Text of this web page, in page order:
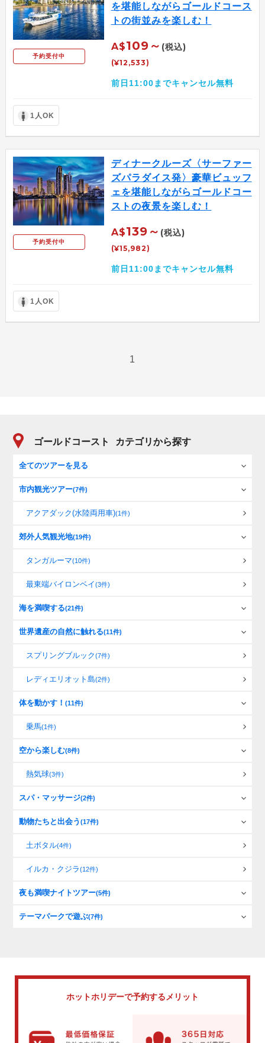
予約受付中
を堪能しながらゴールドコース
トの街並みを楽しむ！
A$109～ (税込)
(¥12,533)
前日11:00までキャンセル無料
1人OK
予約受付中
ディナークルーズ〈サーファー
ズパラダイス発〉豪華ビュッフ
ェを堪能しながらゴールドコー
ストの夜景を楽しむ！
A$139～ (税込)
(¥15,982)
前日11:00までキャンセル無料
1人OK
1
ゴールドコースト カテゴリから探す
全てのツアーを見る
市内観光ツアー(7件)
アクアダック(水陸両用車)(1件)
郊外人気観光地(19件)
タンガルーマ(10件)
最東端バイロンベイ(3件)
海を満喫する(21件)
世界遺産の自然に触れる(11件)
スプリングブルック(7件)
レディエリオット島(2件)
体を動かす！(11件)
乗馬(1件)
空から楽しむ(8件)
熱気球(3件)
スパ・マッサージ(2件)
動物たちと出会う(17件)
土ボタル(4件)
イルカ・クジラ(12件)
夜も満喫ナイトツアー(5件)
テーマパークで遊ぶ(7件)
ホットホリデーで予約するメリット